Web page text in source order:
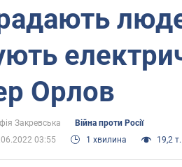
Орлов
Закревська
Війна проти Росії
03:55
1 хвилина 19,2 т.